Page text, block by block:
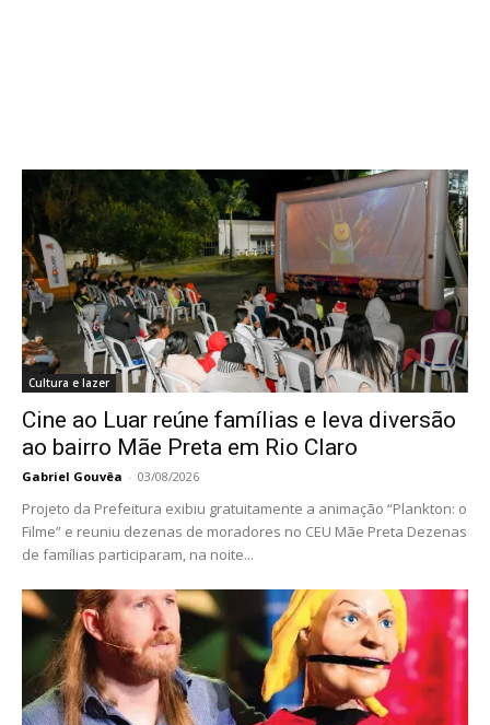
Cultura e lazer
Cine ao Luar reúne famílias e leva diversão
ao bairro Mãe Preta em Rio Claro
Gabriel Gouvêa - 03/08/2026
Projeto da Prefeitura exibiu gratuitamente a animação “Plankton: o
Filme” e reuniu dezenas de moradores no CEU Mãe Preta Dezenas
de famílias participaram, na noite...